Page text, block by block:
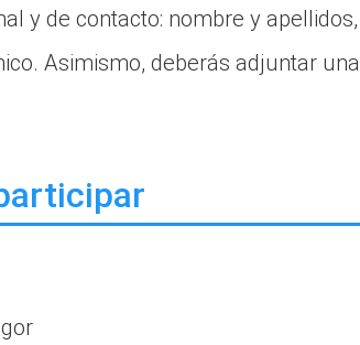
y de contacto: nombre y apellidos,
Asimismo, deberás adjuntar una